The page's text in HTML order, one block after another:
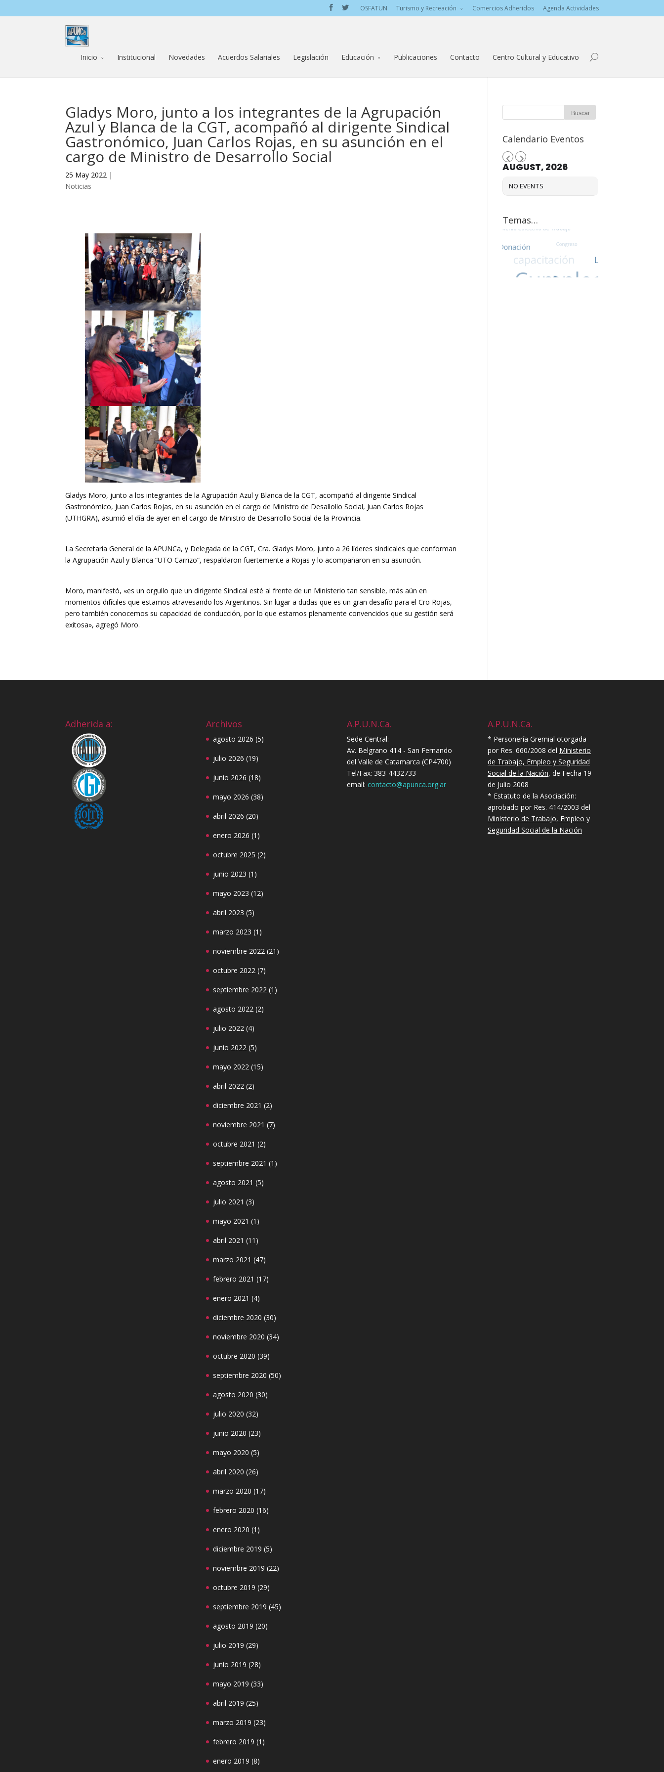
OSFATUN Turismo y Recreación Comercios Adheridos Agenda Actividades
Inicio Institucional Novedades Acuerdos Salariales Legislación Educación Publicaciones Contacto Centro Cultural y Educativo
Gladys Moro, junto a los integrantes de la Agrupación
Azul y Blanca de la CGT, acompañó al dirigente Sindical
Gastronómico, Juan Carlos Rojas, en su asunción en el
cargo de Ministro de Desarrollo Social
25 May 2022 |
Noticias
Gladys Moro, junto a los integrantes de la Agrupación Azul y Blanca de la CGT, acompañó al dirigente Sindical
Gastronómico, Juan Carlos Rojas, en su asunción en el cargo de Ministro de Desallollo Social, Juan Carlos Rojas
(UTHGRA), asumió el día de ayer en el cargo de Ministro de Desarrollo Social de la Provincia.
La Secretaria General de la APUNCa, y Delegada de la CGT, Cra. Gladys Moro, junto a 26 líderes sindicales que conforman
la Agrupación Azul y Blanca “UTO Carrizo“, respaldaron fuertemente a Rojas y lo acompañaron en su asunción.
Moro, manifestó, «es un orgullo que un dirigente Sindical esté al frente de un Ministerio tan sensible, más aún en
momentos difíciles que estamos atravesando los Argentinos. Sin lugar a dudas que es un gran desafío para el Cro Rojas,
pero también conocemos su capacidad de conducción, por lo que estamos plenamente convencidos que su gestión será
exitosa», agregó Moro.
Calendario Eventos
AUGUST, 2026
NO EVENTS
Temas…
Adherida a: Archivos
agosto 2026 (5)
julio 2026 (19)
junio 2026 (18)
mayo 2026 (38)
abril 2026 (20)
enero 2026 (1)
octubre 2025 (2)
junio 2023 (1)
mayo 2023 (12)
abril 2023 (5)
marzo 2023 (1)
noviembre 2022 (21)
octubre 2022 (7)
septiembre 2022 (1)
agosto 2022 (2)
julio 2022 (4)
junio 2022 (5)
mayo 2022 (15)
abril 2022 (2)
diciembre 2021 (2)
noviembre 2021 (7)
octubre 2021 (2)
septiembre 2021 (1)
agosto 2021 (5)
julio 2021 (3)
mayo 2021 (1)
abril 2021 (11)
marzo 2021 (47)
febrero 2021 (17)
enero 2021 (4)
diciembre 2020 (30)
noviembre 2020 (34)
octubre 2020 (39)
septiembre 2020 (50)
agosto 2020 (30)
julio 2020 (32)
junio 2020 (23)
mayo 2020 (5)
abril 2020 (26)
marzo 2020 (17)
febrero 2020 (16)
enero 2020 (1)
diciembre 2019 (5)
noviembre 2019 (22)
octubre 2019 (29)
septiembre 2019 (45)
agosto 2019 (20)
julio 2019 (29)
junio 2019 (28)
mayo 2019 (33)
abril 2019 (25)
marzo 2019 (23)
febrero 2019 (1)
enero 2019 (8)
A.P.U.N.Ca.
Sede Central:
Av. Belgrano 414 - San Fernando
del Valle de Catamarca (CP4700)
Tel/Fax: 383-4432733
email: contacto@apunca.org.ar
A.P.U.N.Ca.
* Personería Gremial otorgada
por Res. 660/2008 del Ministerio
de Trabajo, Empleo y Seguridad
Social de la Nación, de Fecha 19
de Julio 2008
* Estatuto de la Asociación:
aprobado por Res. 414/2003 del
Ministerio de Trabajo, Empleo y
Seguridad Social de la Nación